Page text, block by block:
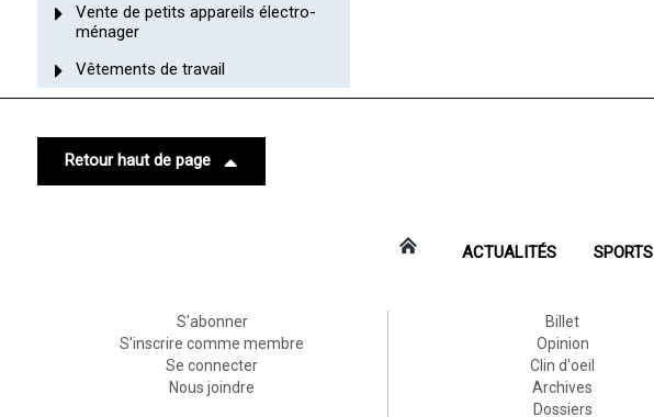
Vente de petits appareils électro-
ménager
Vêtements de travail
Retour haut de page
ACTUALITÉS SPORTS
S'abonner
S'inscrire comme membre
Se connecter
Nous joindre
Billet
Opinion
Clin d'oeil
Archives
Dossiers